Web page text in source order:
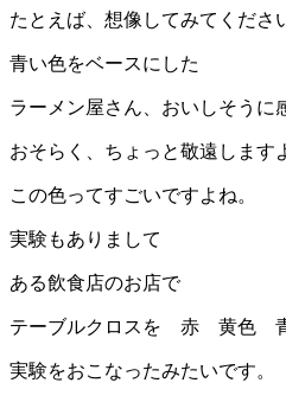
たとえば、想像してみてくださ
青い色をベースにした
ラーメン屋さん、おいしそうに
おそらく、ちょっと敬遠します
この色ってすごいですよね。
実験もありまして
ある飲食店のお店で
テーブルクロスを 赤 黄色 青
実験をおこなったみたいです。